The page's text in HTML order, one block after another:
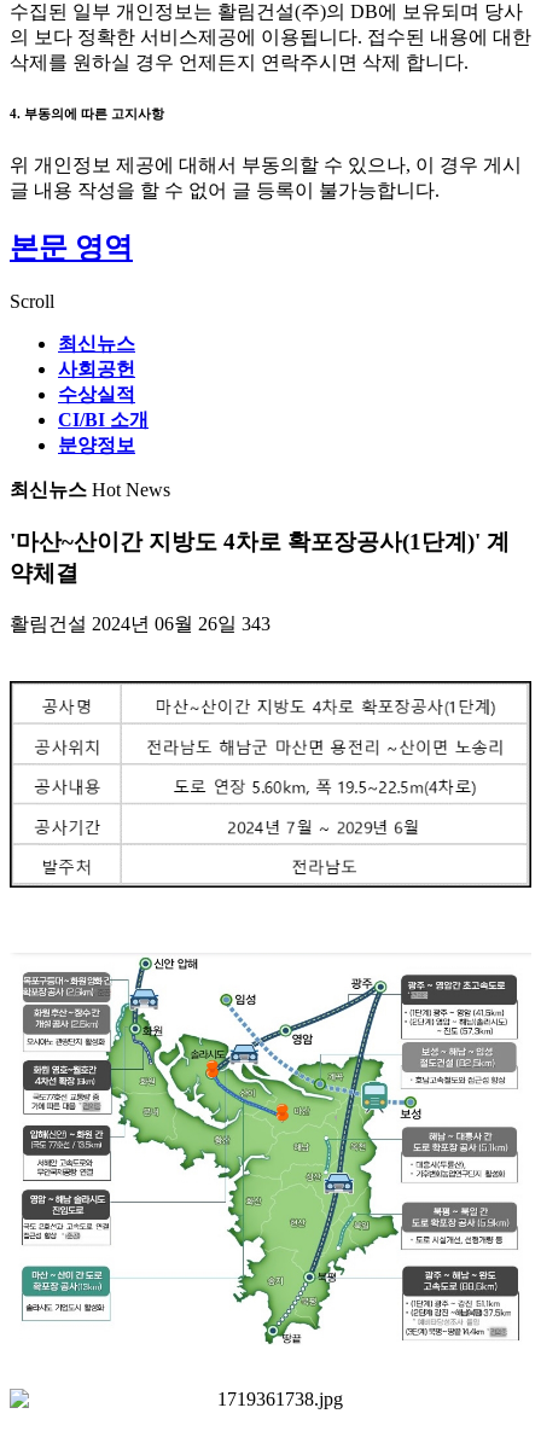
수집된 일부 개인정보는 활림건설(주)의 DB에 보유되며 당사
의 보다 정확한 서비스제공에 이용됩니다. 접수된 내용에 대한
삭제를 원하실 경우 언제든지 연락주시면 삭제 합니다.
4. 부동의에 따른 고지사항
위 개인정보 제공에 대해서 부동의할 수 있으나, 이 경우 게시
글 내용 작성을 할 수 없어 글 등록이 불가능합니다.
본문 영역
Scroll
최신뉴스
사회공헌
수상실적
CI/BI 소개
분양정보
최신뉴스 Hot News
'마산~산이간 지방도 4차로 확포장공사(1단계)' 계
약체결
활림건설 2024년 06월 26일 343